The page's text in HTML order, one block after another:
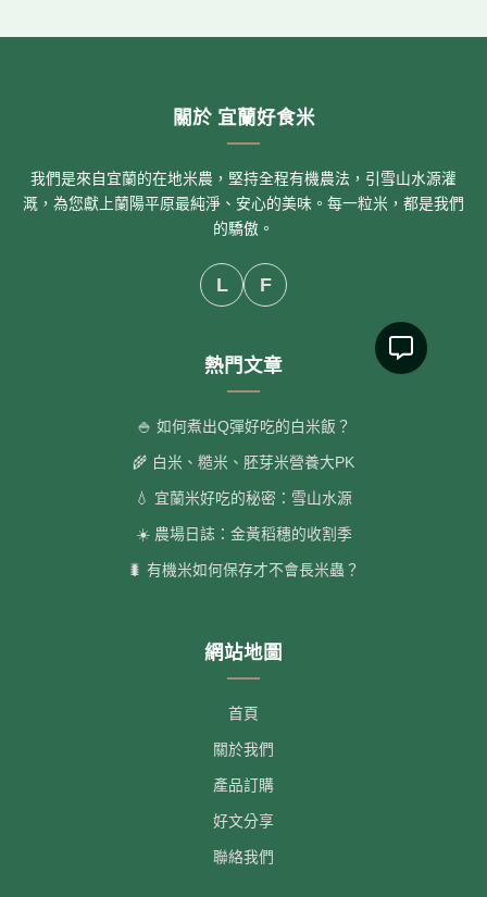
關於 宜蘭好食米
我們是來自宜蘭的在地米農，堅持全程有機農法，引雪山水源灌
溉，為您獻上蘭陽平原最純淨、安心的美味。每一粒米，都是我們
的驕傲。
L F
熱門文章
🍚 如何煮出Q彈好吃的白米飯？
🌾 白米、糙米、胚芽米營養大PK
💧 宜蘭米好吃的秘密：雪山水源
☀️ 農場日誌：金黃稻穗的收割季
🐛 有機米如何保存才不會長米蟲？
網站地圖
首頁
關於我們
產品訂購
好文分享
聯絡我們